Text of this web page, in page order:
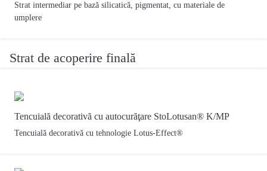
Strat intermediar pe bază silicatică, pigmentat, cu materiale de
umplere
Strat de acoperire finală
Tencuială decorativă cu autocurăţare StoLotusan® K/MP
Tencuială decorativă cu tehnologie Lotus-Effect®